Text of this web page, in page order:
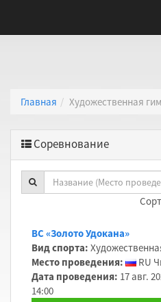
Главная Художественная
Соревнование
Название (Место
ВС «Золото Удокана»
Вид спорта:
Место проведения:
RU
Дата проведения: 17 авг.
14:00